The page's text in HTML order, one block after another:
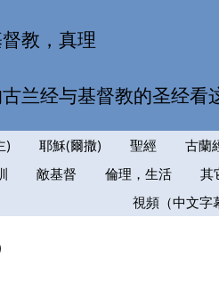
教，真理
兰经与基督教的圣经看
) 耶穌(爾撒) 聖經 古蘭
敵基督 倫理，生活 其
視頻（中文字